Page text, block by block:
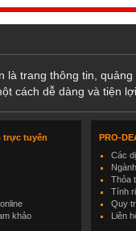
là trang thông tin,
cách dễ dàng và tiện lợi
trực tuyến
khảo
PRO-
Các
Thỏa
Tính
Quy
Liên